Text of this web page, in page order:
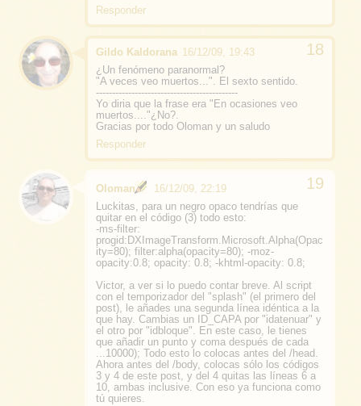
Responder
Gildo Kaldorana 16/12/09, 19:43
¿Un fenómeno paranormal?
"A veces veo muertos...". El sexto sentido.
--------------------------------------------
Yo diria que la frase era "En ocasiones veo
muertos...."¿No?.
Gracias por todo Oloman y un saludo
Responder
Oloman
16/12/09, 22:19
Luckitas, para un negro opaco tendrías que
quitar en el código (3) todo esto:
-ms-filter:
progid:DXImageTransform.Microsoft.Alpha(Opac
ity=80); filter:alpha(opacity=80); -moz-
opacity:0.8; opacity: 0.8; -khtml-opacity: 0.8;
Victor, a ver si lo puedo contar breve. Al script
con el temporizador del "splash" (el primero del
post), le añades una segunda línea idéntica a la
que hay. Cambias un ID_CAPA por "idatenuar" y
el otro por "idbloque". En este caso, le tienes
que añadir un punto y coma después de cada
...10000); Todo esto lo colocas antes del /head.
Ahora antes del /body, colocas sólo los códigos
3 y 4 de este post, y del 4 quitas las líneas 6 a
10, ambas inclusive. Con eso ya funciona como
tú quieres.